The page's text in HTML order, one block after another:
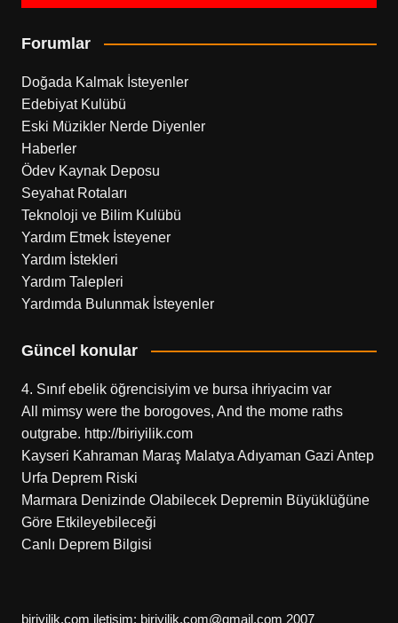
Forumlar
Doğada Kalmak İsteyenler
Edebiyat Kulübü
Eski Müzikler Nerde Diyenler
Haberler
Ödev Kaynak Deposu
Seyahat Rotaları
Teknoloji ve Bilim Kulübü
Yardım Etmek İsteyener
Yardım İstekleri
Yardım Talepleri
Yardımda Bulunmak İsteyenler
Güncel konular
4. Sınıf ebelik öğrencisiyim ve bursa ihriyacim var
All mimsy were the borogoves, And the mome raths
outgrabe. http://biriyilik.com
Kayseri Kahraman Maraş Malatya Adıyaman Gazi Antep
Urfa Deprem Riski
Marmara Denizinde Olabilecek Depremin Büyüklüğüne
Göre Etkileyebileceği
Canlı Deprem Bilgisi
biriyilik.com iletişim: biriyilik.com@gmail.com 2007